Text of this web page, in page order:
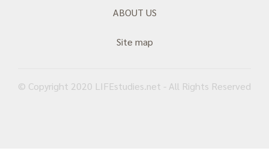
ABOUT US
Site map
© Copyright 2020 LIFEstudies.net - All Rights Reserved